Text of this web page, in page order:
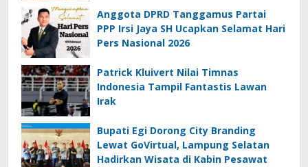
Anggota DPRD Tanggamus Partai
PPP Irsi Jaya SH Ucapkan Selamat Hari
Pers Nasional 2026
Patrick Kluivert Nilai Timnas
Indonesia Tampil Fantastis Lawan
Irak
Bupati Egi Dorong City Branding
Lewat GoVirtual, Lampung Selatan
Hadirkan Wisata di Kabin Pesawat